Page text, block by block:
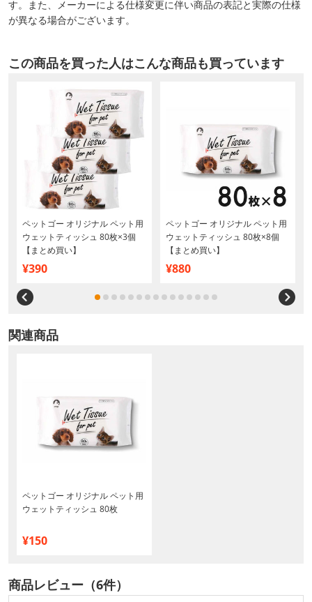
す。また、メーカーによる仕様変更に伴い商品の表記と実際の仕様
が異なる場合がございます。
この商品を買った人はこんな商品も買っています
ペットゴー オリジナル ペット用
ウェットティッシュ 80枚×3個
【まとめ買い】
¥390
ペットゴー オリジナル ペット用
ウェットティッシュ 80枚×8個
【まとめ買い】
¥880
関連商品
ペットゴー オリジナル ペット用
ウェットティッシュ 80枚
¥150
商品レビュー（6件）